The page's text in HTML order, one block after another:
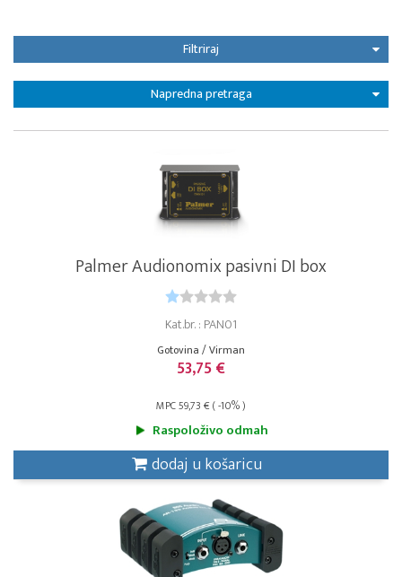
Filtriraj
Napredna pretraga
Palmer Audionomix pasivni DI box
Kat.br. : PAN01
Gotovina / Virman
53,75 €
MPC 59,73 € ( -10% )
Raspoloživo odmah
dodaj u košaricu